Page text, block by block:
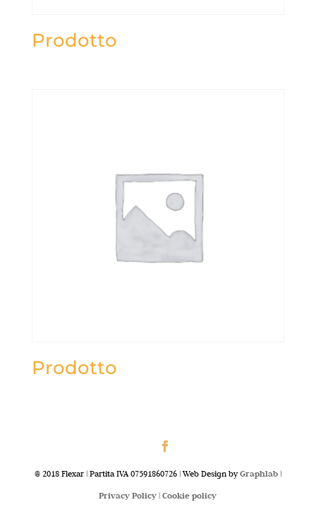
Prodotto
Prodotto
@ 2018 Flexar | Partita IVA 07591860726 | Web Design byGraphlab|
Privacy Policy |Cookie policy